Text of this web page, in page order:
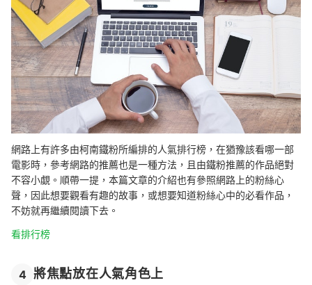
網路上有許多由柯南鐵粉所編排的人氣排行榜，在猶豫該看哪一部
電影時，參考網路的推薦也是一種方法，且由鐵粉推薦的作品絕對
不容小覷。順帶一提，本篇文章的介紹也有參照網路上的粉絲心
聲，因此想要觀看有趣的故事，或想要知道粉絲心中的必看作品，
不妨就再繼續閱讀下去。
看排行榜
4 將焦點放在人氣角色上